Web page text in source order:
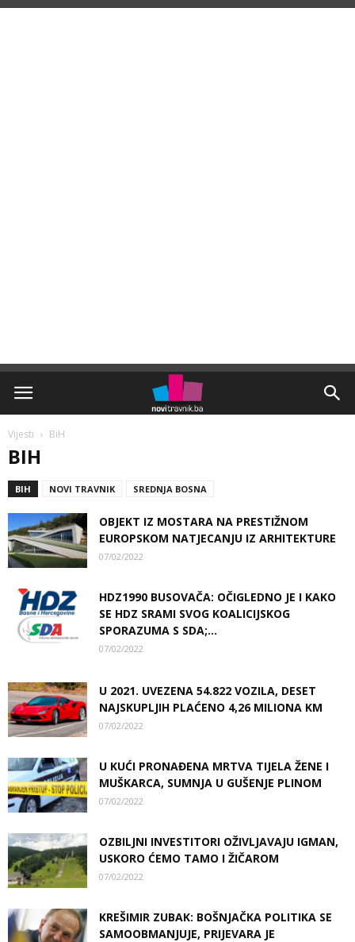
Vijesti BiH
BIH
BIH NOVI TRAVNIK SREDNJA BOSNA
OBJEKT IZ MOSTARA NA PRESTIŽNOM
EUROPSKOM NATJECANJU IZ ARHITEKTURE
07/02/2022
HDZ1990 BUSOVAČA: OČIGLEDNO JE I KAKO
SE HDZ SRAMI SVOG KOALICIJSKOG
SPORAZUMA S SDA;...
07/02/2022
U 2021. UVEZENA 54.822 VOZILA, DESET
NAJSKUPLJIH PLAĆENO 4,26 MILIONA KM
07/02/2022
U KUĆI PRONAĐENA MRTVA TIJELA ŽENE I
MUŠKARCA, SUMNJA U GUŠENJE PLINOM
07/02/2022
OZBILJNI INVESTITORI OŽIVLJAVAJU IGMAN,
USKORO ĆEMO TAMO I ŽIČAROM
07/02/2022
KREŠIMIR ZUBAK: BOŠNJAČKA POLITIKA SE
SAMOOBMANJUJE, PRIJEVARA JE